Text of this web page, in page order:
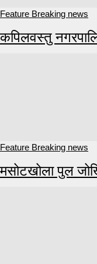
Feature Breaking news
कपिलवस्तु
Feature Breaking news
मसोटखोला पुल